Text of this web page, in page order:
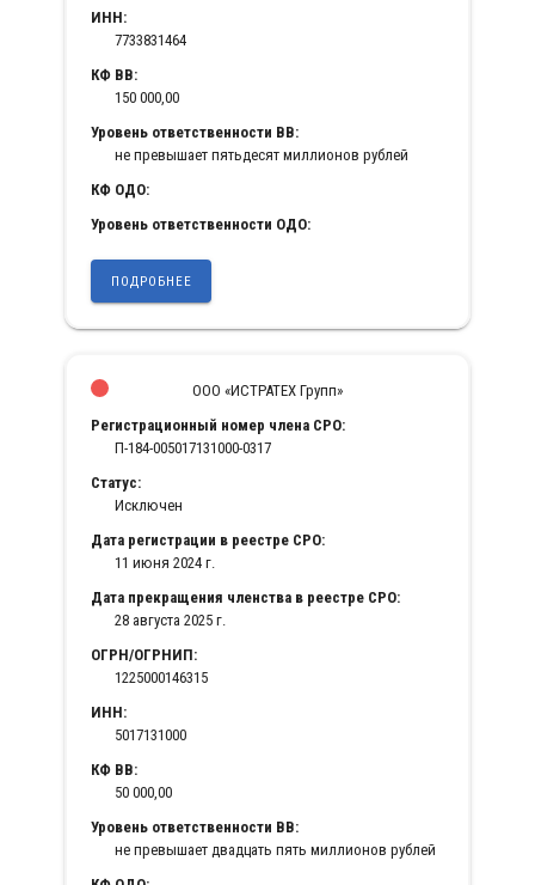
ИНН:
7733831464
КФ ВВ:
150 000,00
Уровень ответственности ВВ:
не превышает пятьдесят миллионов рублей
КФ ОДО:
Уровень ответственности ОДО:
ПОДРОБНЕЕ
ООО «ИСТРАТЕХ Групп»
Регистрационный номер члена СРО:
П-184-005017131000-0317
Статус:
Исключен
Дата регистрации в реестре СРО:
11 июня 2024 г.
Дата прекращения членства в реестре СРО:
28 августа 2025 г.
ОГРН/ОГРНИП:
1225000146315
ИНН:
5017131000
КФ ВВ:
50 000,00
Уровень ответственности ВВ:
не превышает двадцать пять миллионов рублей